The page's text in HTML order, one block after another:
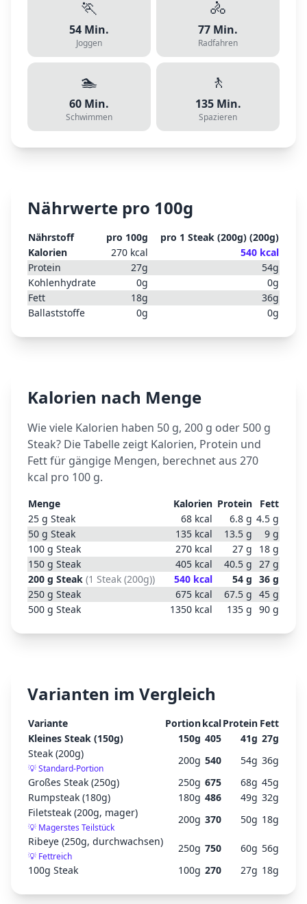
🏃
54 Min.
Joggen
🚴
77 Min.
Radfahren
🏊
60 Min.
Schwimmen
🚶
135Min.
Spazieren
Nährwerte pro 100g
Nährstoff pro 100g pro 1 Steak (200g) (200g)
Kalorien
270 kcal 540 kcal
Protein
27g 54g
Kohlenhydrate
0g 0g
Fett
18g 36g
Ballaststoffe
0g 0g
Kalorien nach Menge
Wie viele Kalorien haben 50 g, 200 g oder 500 g
Steak? Die Tabelle zeigt Kalorien, Protein und
Fett für gängige Mengen, berechnet aus 270
kcal pro 100 g.
Menge Kalorien Protein
Fett
25 g Steak 68 kcal 6.8 g 4.5 g
50 g Steak 135 kcal 13.5 g 9 g
100 g Steak 270 kcal 27 g 18 g
150 g Steak 405 kcal 40.5 g 27 g
200 g Steak (1 Steak (200g)) 540 kcal 54 g 36 g
250 g Steak 675 kcal 67.5 g 45 g
500 g Steak 1350 kcal 135 g 90 g
Varianten im Vergleich
Variante PortionkcalProtein Fett
Kleines Steak (150g)
150g 405 41g 27g
Steak (200g)
💡Standard-Portion
200g 540 54g 36g
Großes Steak (250g)
250g 675 68g 45g
Rumpsteak (180g)
180g 486 49g 32g
Filetsteak (200g, mager)
💡 Magerstes Teilstück
200g 370 50g 18g
Ribeye (250g, durchwachsen)
💡 Fettreich
250g 750 60g 56g
100g Steak
100g 270 27g 18g